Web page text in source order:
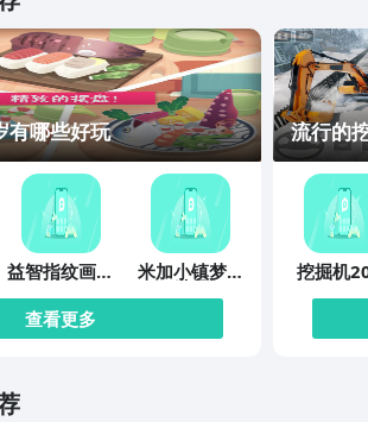
https://twitter.com/ks_game
有哪些好玩
益智指纹画画
板
米加小镇梦幻
世界
查看更多
流行的
挖掘机